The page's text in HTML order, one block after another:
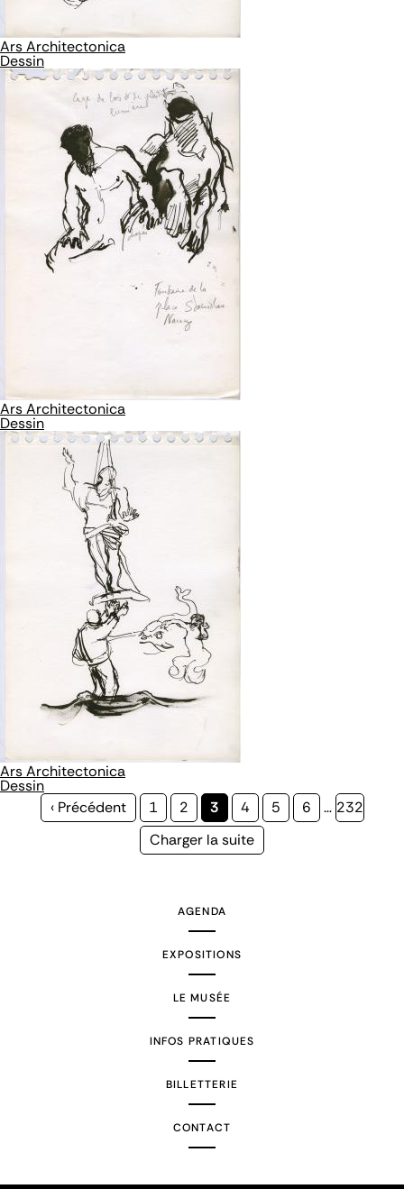
Ars Architectonica
Dessin
Ars Architectonica
Dessin
Ars Architectonica
Dessin
Page
‹ Précédent Page
1 Page
2
Page
courante
3 Page
4 Page
5 Page
6 … Page
232
Page
Charger la suite
AGENDA
EXPOSITIONS
LE MUSÉE
INFOS PRATIQUES
BILLETTERIE
CONTACT